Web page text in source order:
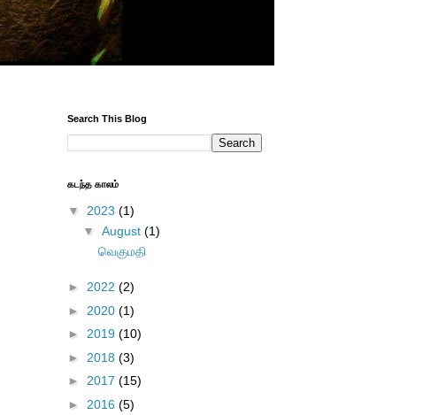
Search This Blog
கடந்த காலம்
▼ 2023 (1)
▼ August (1)
வெகுமதி
► 2022 (2)
► 2020 (1)
► 2019 (10)
► 2018 (3)
► 2017 (15)
► 2016 (5)